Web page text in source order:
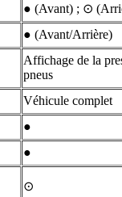
● (Avant) ; ⊙
● (Avant/Arrière)
Affichage de la
pneus
Véhicule complet
●
●
⊙